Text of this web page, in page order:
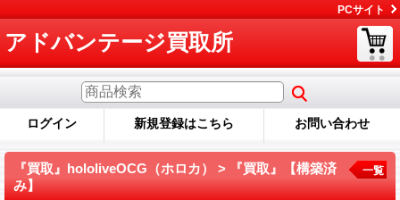
PCサイト
アドバンテージ買取所
ログイン 新規登録はこちら お問い合わせ
『買取』hololiveOCG（ホロカ） > 『買取』【構築済
み】
一覧